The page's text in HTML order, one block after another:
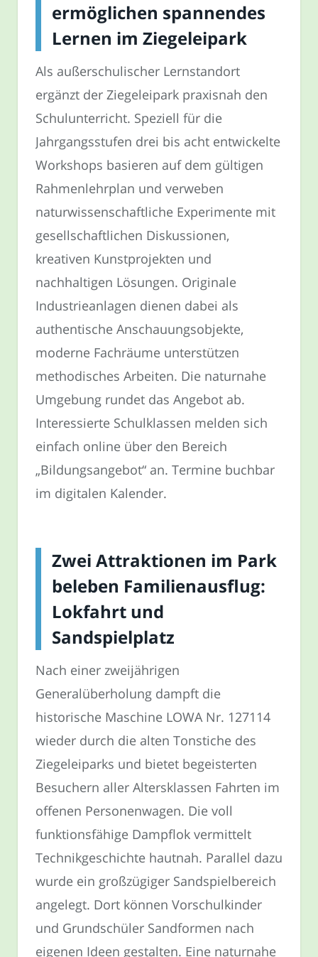
ermöglichen spannendes
Lernen im Ziegeleipark
Als außerschulischer Lernstandort
ergänzt der Ziegeleipark praxisnah den
Schulunterricht. Speziell für die
Jahrgangsstufen drei bis acht entwickelte
Workshops basieren auf dem gültigen
Rahmenlehrplan und verweben
naturwissenschaftliche Experimente mit
gesellschaftlichen Diskussionen,
kreativen Kunstprojekten und
nachhaltigen Lösungen. Originale
Industrieanlagen dienen dabei als
authentische Anschauungsobjekte,
moderne Fachräume unterstützen
methodisches Arbeiten. Die naturnahe
Umgebung rundet das Angebot ab.
Interessierte Schulklassen melden sich
einfach online über den Bereich
„Bildungsangebot“ an. Termine buchbar
im digitalen Kalender.
Zwei Attraktionen im Park
beleben Familienausflug:
Lokfahrt und
Sandspielplatz
Nach einer zweijährigen
Generalüberholung dampft die
historische Maschine LOWA Nr. 127114
wieder durch die alten Tonstiche des
Ziegeleiparks und bietet begeisterten
Besuchern aller Altersklassen Fahrten im
offenen Personenwagen. Die voll
funktionsfähige Dampflok vermittelt
Technikgeschichte hautnah. Parallel dazu
wurde ein großzügiger Sandspielbereich
angelegt. Dort können Vorschulkinder
und Grundschüler Sandformen nach
eigenen Ideen gestalten. Eine naturnahe